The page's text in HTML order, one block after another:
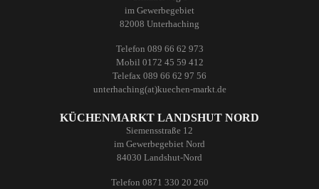
im Gewerbegebiet
82008 Unterhaching
Telefon 089 66 62 973
Mobil 0172 45 59 412
Telefax 089 66 62 97 56
unterhaching(at)kuechen-markt.de
KÜCHENMARKT LANDSHUT NORD
Siemensstraße 12
im Gewerbegebiet Nord
84030 Landshut-Nord
Telefon 0871 330 20 260